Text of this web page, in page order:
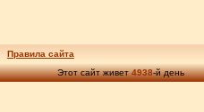
Правила сайта
Этот сайт живет4938-й день